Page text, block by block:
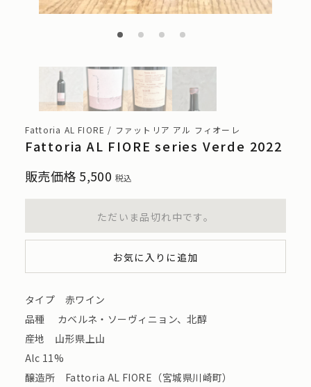
Fattoria AL FIORE / ファットリア アル フィオーレ
Fattoria AL FIORE series Verde 2022
販売価格 5,500 税込
ただいま品切れ中です。
お気に入りに追加
タイプ 赤ワイン
品種 カベルネ・ソーヴィニョン、北醇
産地 山形県上山
Alc 11%
醸造所 Fattoria AL FIORE（宮城県川崎町）